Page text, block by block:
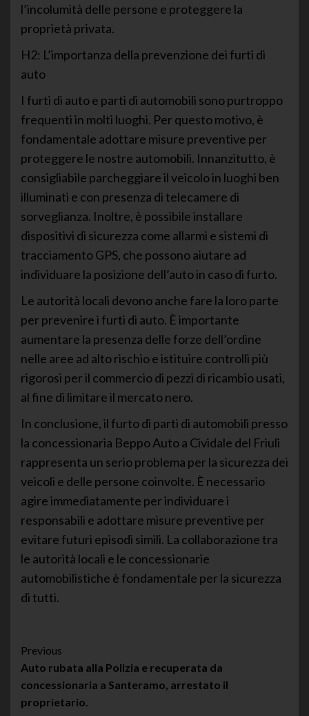
l’incolumità delle persone e proteggere la
proprietà privata.
H2: L’importanza della prevenzione dei furti di
auto
I furti di auto e parti di automobili sono purtroppo
frequenti in molti luoghi. Per questo motivo, è
fondamentale adottare misure preventive per
proteggere le nostre automobili. Innanzitutto, è
consigliabile parcheggiare il veicolo in luoghi ben
illuminati e con presenza di telecamere di
sorveglianza. Inoltre, è possibile installare
dispositivi di sicurezza come allarmi e sistemi di
tracciamento GPS, che possono aiutare ad
individuare la posizione dell’auto in caso di furto.
Le autorità locali devono anche fare la loro parte
per prevenire i furti di auto. È importante
aumentare la presenza delle forze dell’ordine
nelle aree ad alto rischio e istituire controlli più
rigorosi per il commercio di pezzi di ricambio usati,
al fine di limitare il mercato nero.
In conclusione, il furto di parti di automobili presso
la concessionaria Beppo Auto a Cividale del Friuli
rappresenta un serio problema per la sicurezza dei
veicoli e delle persone coinvolte. È necessario
agire immediatamente per individuare i
responsabili e adottare misure preventive per
evitare futuri episodi simili. La collaborazione tra
le autorità locali e le concessionarie
automobilistiche è fondamentale per la sicurezza
di tutti.
Post
Navigation
Previous
Auto rubata alla Polizia e recuperata da
concessionaria a Santeramo, arrestato il
proprietario.